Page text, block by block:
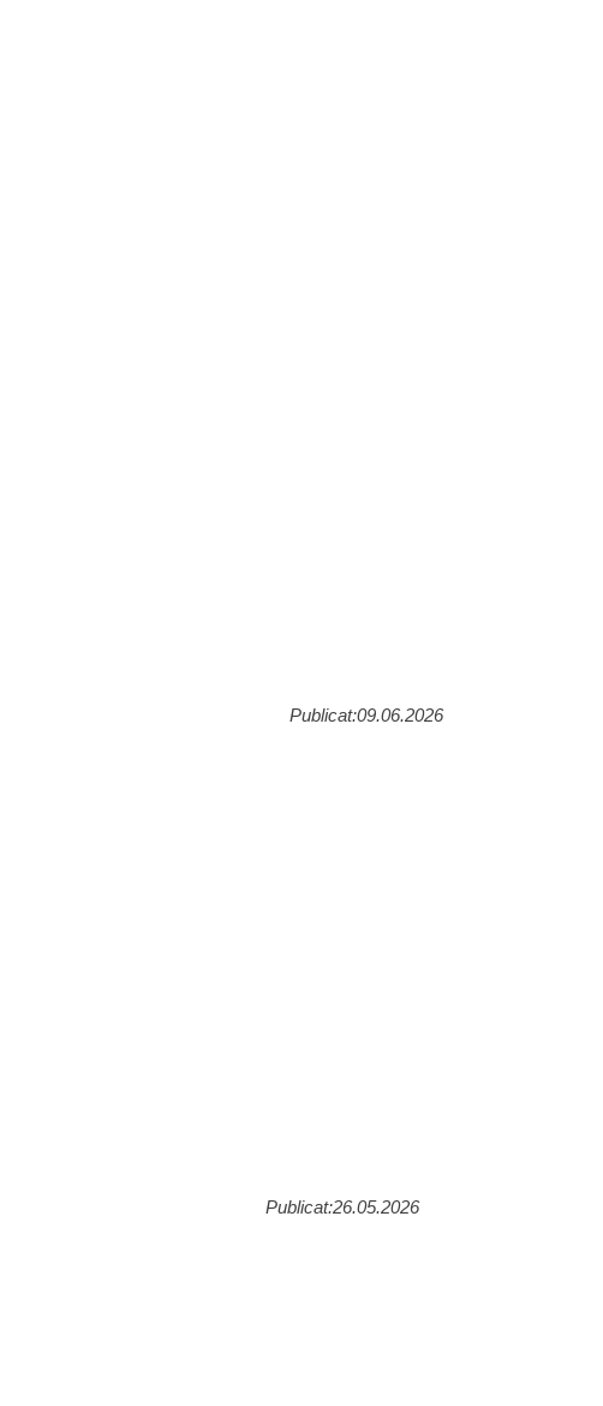
Publicat:09.06.2026
Publicat:26.05.2026